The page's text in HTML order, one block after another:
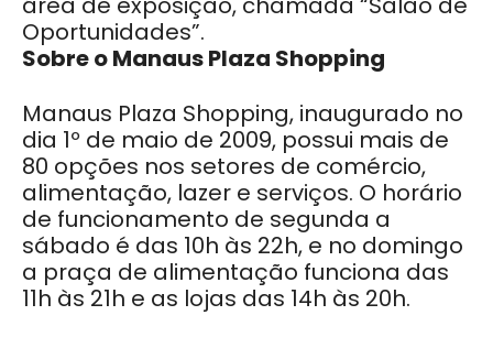
Oportunidades”.
Sobre o Manaus Plaza Shopping
Manaus Plaza Shopping, inaugurado no
dia 1º de maio de 2009, possui mais de
80 opções nos setores de comércio,
alimentação, lazer e serviços. O horário
de funcionamento de segunda a
sábado é das 10h às 22h, e no domingo
a praça de alimentação funciona das
11h às 21h e as lojas das 14h às 20h.